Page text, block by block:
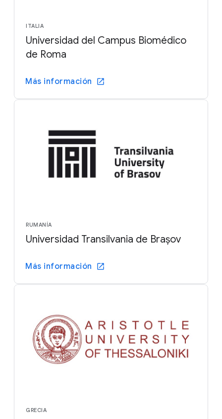
ITALIA
Universidad del Campus Biomédico
de Roma
Más información
RUMANÍA
Universidad Transilvania de Brașov
Más información
GRECIA